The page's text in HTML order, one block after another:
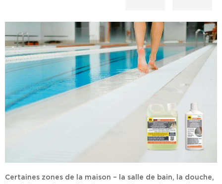
Certaines zones de la maison – la salle de bain, la douche,